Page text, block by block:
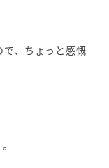
で、ちょっと感慨